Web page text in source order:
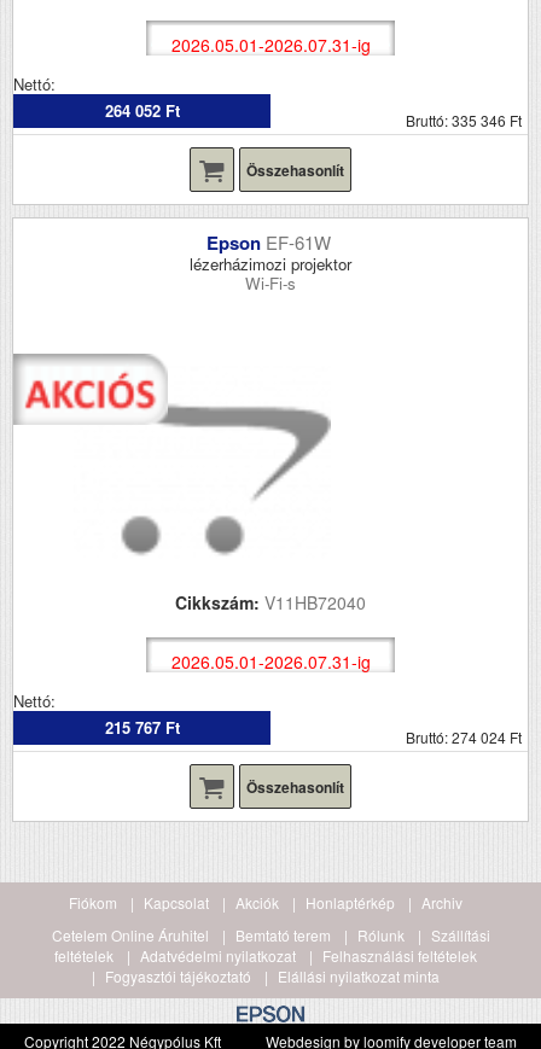
2026.05.01-2026.07.31-ig
Nettó:
264 052 Ft
Bruttó: 335 346 Ft
Összehasonlít
Epson EF-61W
lézerházimozi projektor
Wi-Fi-s
Cikkszám: V11HB72040
2026.05.01-2026.07.31-ig
Nettó:
215 767 Ft
Bruttó: 274 024 Ft
Összehasonlít
Fiókom Kapcsolat Akciók Honlaptérkép
Archiv
Cetelem Online Áruhitel
Bemtató terem Rólunk
Szállítási
feltételek
Adatvédelmi nyilatkozat
Felhasználási feltételek
Fogyasztói tájékoztató
Elállási nyilatkozat minta
Copyright 2022 Négypólus Kft Webdesign by loomify developer team